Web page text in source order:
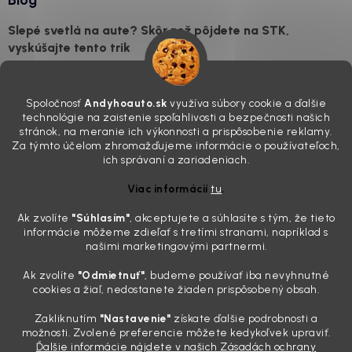
Spoločnosť Andyhoauto.sk využíva súbory cookie a ďalšie
technológie na zaistenie spoľahlivosti a bezpečnosti našich
stránok, na meranie ich výkonnosti a prispôsobenie reklamy.
Za týmto účelom zhromažďujeme informácie o používateľoch,
ich správaní a zariadeniach.
Viac informáciítu.
Ak zvolíte "Súhlasím", akceptujete a súhlasíte s tým, že tieto
informácie môžeme zdieľať s tretími stranami, napríklad s
našimi marketingovými partnermi.
Ak zvolíte "Odmietnuť", budeme používať iba nevyhnutné
cookies a žiaľ, nedostanete žiaden prispôsobený obsah.
Zakliknutím "Nastavenie" získate ďalšie podrobnosti a
možnosti. Zvolené preferencie môžete kedykoľvek upraviť.
Ďalšie informácie nájdete v našich Zásadách ochrany
Slepé svetlá na aute? Skôr než pôjdete na STK,
vyskúšajte tento trik
skutočnosti je? Často za to môžu práve „slepé“ svetlomety. Ten
mliečny, drsný povrch nie je len estetická vada. Keď slnko a soľ urobia
svoje, plexisklo začne svetlo rozptyľovať namiesto to...
Zabudnite na handru. Ak chcete mať auto naozaj čisté,
Poznáte ten moment. Vonku svieti slnko, vy sedíte v čerstvo
„upratanom“ aute, no pri pohľade na palubnú dosku vás ide poraziť. V
mriežkach ventilácie, okolo tlačidiel a v švíkoch sedačiek na vás stále
drzo pozerá prach. Handra ani vysávač tam jednodu...
Detailing nemusí stáť výplatu: 5 kúskov autokozmetiky,
31.7.2026
Sobotné ráno, káva v ruke a pred vami zaprášená kapota. Pre